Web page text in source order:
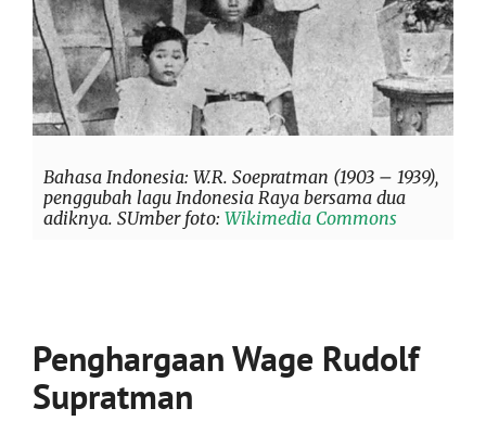
Bahasa Indonesia: W.R. Soepratman (1903 – 1939),
penggubah lagu Indonesia Raya bersama dua
adiknya. SUmber foto: Wikimedia Commons
PenghargaanWage Rudolf
Supratman